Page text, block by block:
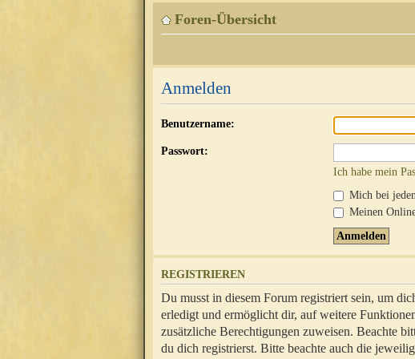
Foren-Übersicht
Anmelden
Benutzername:
Passwort:
Ich habe mein
Mich bei
Meinen
REGISTRIEREN
Du musst in diesem Forum registriert sein, um
erledigt und ermöglicht dir, auf weitere
zusätzliche Berechtigungen zuweisen. Beachte
du dich registrierst. Bitte beachte auch die